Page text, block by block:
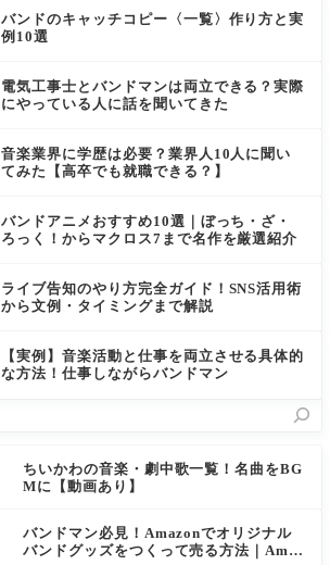
ちいかわの音楽・劇中歌一覧！名曲をBG
Mに【動画あり】
バンドマン必見！Amazonでオリジナル
バンドグッズをつくって売る方法｜Amaz
バンドのキャッチコピー〈一覧〉作り方と実
例10選
電気工事士とバンドマンは両立できる？実際
にやっている人に話を聞いてきた
音楽業界に学歴は必要？業界人10人に聞い
てみた【高卒でも就職できる？】
バンドアニメおすすめ10選｜ぼっち・ざ・
ろっく！からマクロス7まで名作を厳選紹介
ライブ告知のやり方完全ガイド！SNS活用術
から文例・タイミングまで解説
【実例】音楽活動と仕事を両立させる具体的
な方法！仕事しながらバンドマン